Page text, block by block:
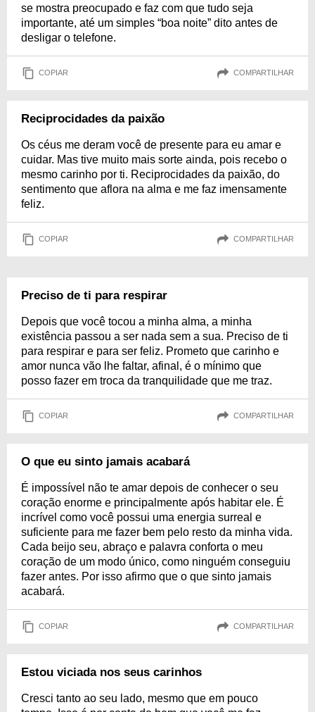
se mostra preocupado e faz com que tudo seja
importante, até um simples “boa noite” dito antes de
desligar o telefone.
COPIAR COMPARTILHAR
Reciprocidades da paixão
Os céus me deram você de presente para eu amar e
cuidar. Mas tive muito mais sorte ainda, pois recebo o
mesmo carinho por ti. Reciprocidades da paixão, do
sentimento que aflora na alma e me faz imensamente
feliz.
COPIAR COMPARTILHAR
Preciso de ti para respirar
Depois que você tocou a minha alma, a minha
existência passou a ser nada sem a sua. Preciso de ti
para respirar e para ser feliz. Prometo que carinho e
amor nunca vão lhe faltar, afinal, é o mínimo que
posso fazer em troca da tranquilidade que me traz.
COPIAR COMPARTILHAR
O que eu sinto jamais acabará
É impossível não te amar depois de conhecer o seu
coração enorme e principalmente após habitar ele. É
incrível como você possui uma energia surreal e
suficiente para me fazer bem pelo resto da minha vida.
Cada beijo seu, abraço e palavra conforta o meu
coração de um modo único, como ninguém conseguiu
fazer antes. Por isso afirmo que o que sinto jamais
acabará.
COPIAR COMPARTILHAR
Estou viciada nos seus carinhos
Cresci tanto ao seu lado, mesmo que em pouco